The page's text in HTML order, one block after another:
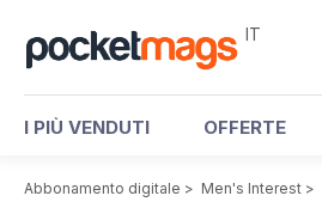
IT
I PIÙ VENDUTI OFFERTE
Abbonamento digitale > Men's Interest >